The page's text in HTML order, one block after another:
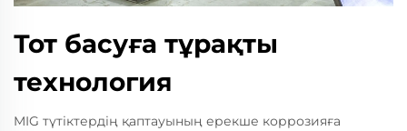
Тот басуға тұрақты
технология
MIG түтіктердің қаптауының ерекше коррозияға